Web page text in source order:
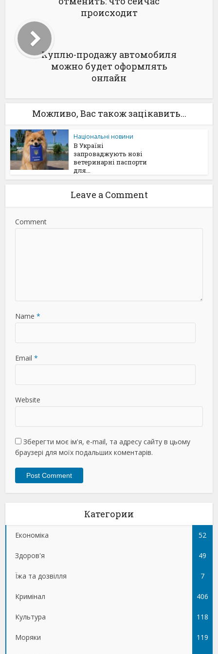
происходит
Куплю-продажу автомобиля
можно будет оформлять
онлайн
Можливо, Вас також зацікавить...
Національні новини
В Україні
запроваджують нові
ветеринарні паспорти
для...
Leave a Comment
Comment
Name *
Email *
Website
Зберегти моє ім'я, e-mail, та адресу сайту в цьому
браузері для моїх подальших коментарів.
Категории
Економіка 52
Здоров'я 49
Їжа та дозвілля 7
Кримінал 406
Культура 118
Моряки 119